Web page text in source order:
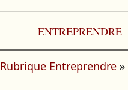
ENTREPRENDRE
Rubrique Entreprendre »